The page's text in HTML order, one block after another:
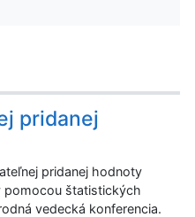
pridanej
pridanej hodnoty
pomocou štatistických
vedecká konferencia.